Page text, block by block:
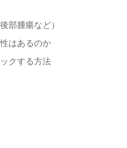
部腫瘍など）
はあるのか
クする方法